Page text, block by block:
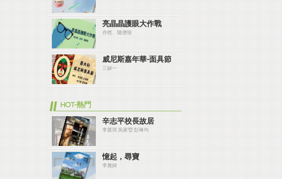
亮晶晶護眼大作戰
亦然、隨便啦
威尼斯嘉年華-面具節
三缺一
HOT-熱門
辛志平校長故居
李茵琪 吳家瑩 彭琳均
憶起，尋寶
李雅綺